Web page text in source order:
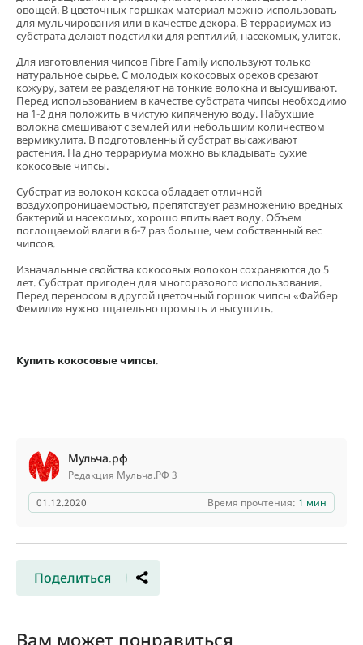
овощей. В цветочных горшках материал можно использовать
для мульчирования или в качестве декора. В террариумах из
субстрата делают подстилки для рептилий, насекомых, улиток.
Для изготовления чипсов Fibre Family используют только
натуральное сырье. С молодых кокосовых орехов срезают
кожуру, затем ее разделяют на тонкие волокна и высушивают.
Перед использованием в качестве субстрата чипсы необходимо
на 1-2 дня положить в чистую кипяченую воду. Набухшие
волокна смешивают с землей или небольшим количеством
вермикулита. В подготовленный субстрат высаживают
растения. На дно террариума можно выкладывать сухие
кокосовые чипсы.
Субстрат из волокон кокоса обладает отличной
воздухопроницаемостью, препятствует размножению вредных
бактерий и насекомых, хорошо впитывает воду. Объем
поглощаемой влаги в 6-7 раз больше, чем собственный вес
чипсов.
Изначальные свойства кокосовых волокон сохраняются до 5
лет. Субстрат пригоден для многоразового использования.
Перед переносом в другой цветочный горшок чипсы «Файбер
Фемили» нужно тщательно промыть и высушить.
Купить кокосовые чипсы.
Мульча.рф
Редакция Мульча.РФ 3
01.12.2020
Время прочтения: 1 мин
Поделиться
Вам может понравиться